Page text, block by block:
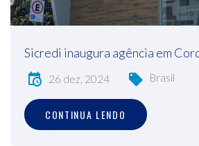
Sicredi inaugura agência em
26 dez, 2024 Brasil
CONTINUA LENDO